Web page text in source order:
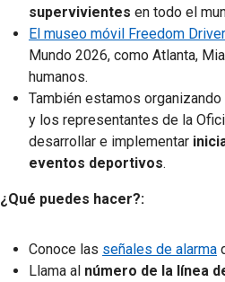
supervivientes en todo el
El museo móvil Freedom
Mundo 2026, como Atlanta,
humanos.
También estamos
y los representantes de la
desarrollar e implementar
eventos deportivos.
¿Qué puedes hacer?:
Conoce las señales de alarma
Llama al número de la línea